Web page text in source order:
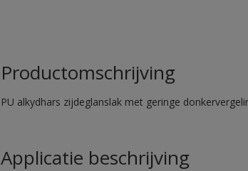
Productomschrijving
PU alkydhars zijdeglanslak met geringe
Applicatie beschrijving